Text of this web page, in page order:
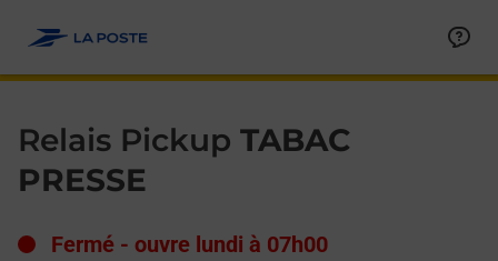
Relais Pickup TABAC
PRESSE
Fermé - ouvre lundi à 07h00